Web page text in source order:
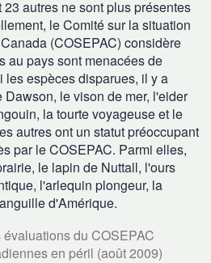
autres ne sont plus présentes
le Comité sur la situation
(COSEPAC) considère
au pays sont menacées de
les espèces disparues, il y a
le vison de mer, l'eider
la tourte voyageuse et le
autres ont un statut préoccupant
par le COSEPAC. Parmi elles,
le lapin de Nuttall, l'ours
l'arlequin plongeur, la
d'Amérique.
du COSEPAC
en péril (août 2009)